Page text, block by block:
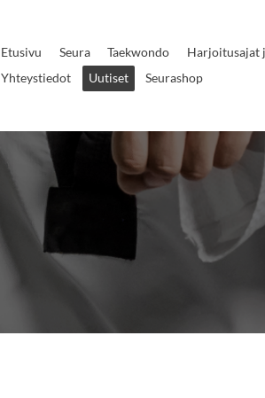
Etusivu Seura Taekwondo Harjoitusajat
Yhteystiedot
Uutiset Seurashop